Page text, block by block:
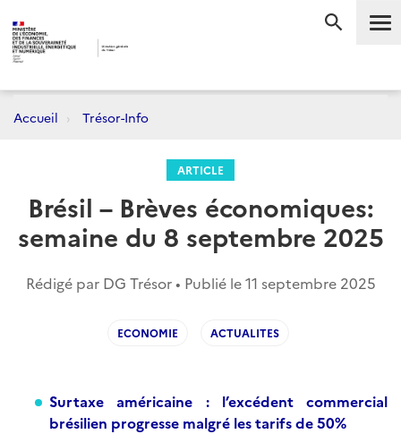
Accueil Trésor-Info
ARTICLE
Brésil – Brèves économiques:
semaine du 8 septembre 2025
Rédigé par DG Trésor • Publié le11 septembre 2025
ECONOMIE ACTUALITES
Surtaxe américaine : l’excédent commercial
brésilien progresse malgré les tarifs de 50%